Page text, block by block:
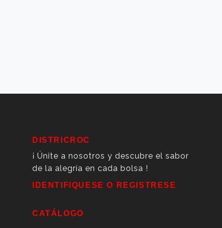
DISTRICROC
¡ Únite a nosotros y descubre el sabor
de la alegría en cada bolsa !
IDENTIFIQUESE O REGISTRESE
CATÁLOGO